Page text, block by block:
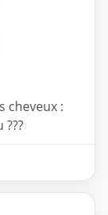
cheveux :